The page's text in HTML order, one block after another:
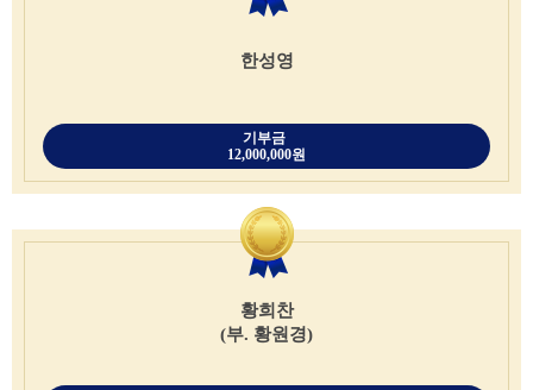
한성영
기부금
12,000,000원
황희찬
(부. 황원경)